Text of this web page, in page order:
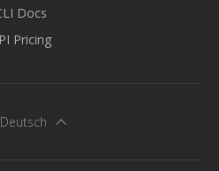
Docs
Pricing
Deutsch